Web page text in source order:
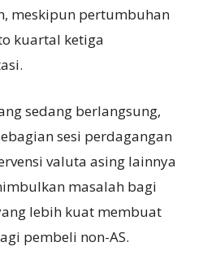
meskipun pertumbuhan
kuartal ketiga
sedang berlangsung,
sesi perdagangan
valuta asing lainnya
masalah bagi
lebih kuat membuat
pembeli non-AS.